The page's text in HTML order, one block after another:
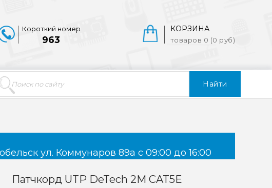
Найти
КОРЗИНА
товаров 0 (0 руб)
Короткий номер
963
ул. Коммунаров 89а с 09:00 до 16:00
Патчкорд UTP DeTech 2M CAT5E